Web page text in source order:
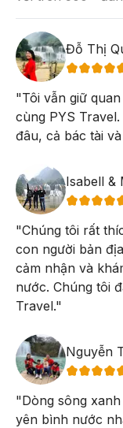
ngày thời tiết đẹp,
trên thuyền.
Chùa Phật Tích
không thể bỏ qua
Tết, tọa lạc trên
với kiến trúc thuần
gian thanh tịnh giữa
đến đây không chỉ
mới mà còn được
xuân se lạnh, tạo
rất phù hợp với tour
yên bình để nghỉ
Đỗ Thị
"Tôi vẫn giữ
cùng PYS
đâu, cả bác tài
Isabell &
"Chúng tôi rất
con người bản
cảm nhận và
nước. Chúng tôi
Travel."
Nguyễn
"Dòng sông
yên bình nước